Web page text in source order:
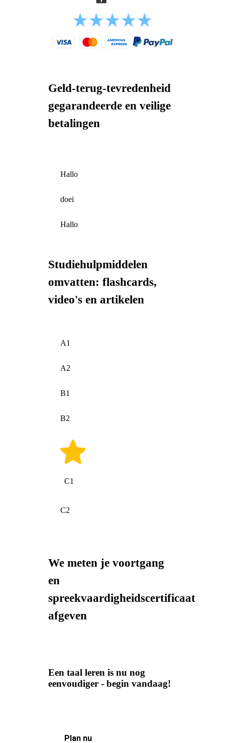
Geld-terug-tevredenheid
gegarandeerde en veilige
betalingen
Hallo
doei
Hallo
Studiehulpmiddelen
omvatten: flashcards,
video's en artikelen
A1
A2
B1
B2
C1
C2
We meten je voortgang
en
spreekvaardigheidscertificaat
afgeven
Een taal leren is nu nog
eenvoudiger - begin vandaag!
Plan nu